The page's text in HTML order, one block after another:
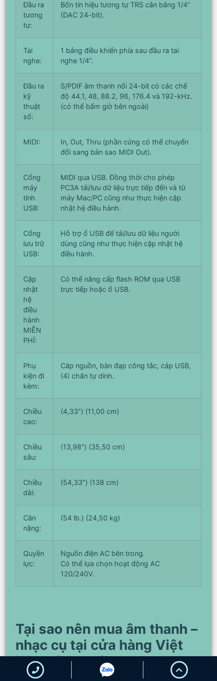
Đầu ra
tương
tự:
Bốn tín hiệu tương tự TRS cân bằng 1/4”
(DAC 24-bit).
Tai
nghe:
1 bảng điều khiển phía sau đầu ra tai
nghe 1/4”.
Đầu ra
kỹ
thuật
số:
S/PDIF âm thanh nổi 24-bit có các chế
độ 44.1, 48, 88.2, 96, 176.4 và 192-kHz.
(có thể bấm giờ bên ngoài)
MIDI:
In, Out, Thru (phần cứng có thể chuyển
đổi sang bản sao MIDI Out).
Cổng
máy
tính
USB:
MIDI qua USB. Đồng thời cho phép
PC3A tải/lưu dữ liệu trực tiếp đến và từ
máy Mac/PC cũng như thực hiện cập
nhật hệ điều hành.
Cổng
lưu trữ
USB:
Hỗ trợ ổ USB để tải/lưu dữ liệu người
dùng cũng như thực hiện cập nhật hệ
điều hành.
Cập
nhật
hệ
điều
hành
MIỄN
PHÍ:
Có thể nâng cấp flash ROM qua USB
trực tiếp hoặc ổ USB.
Phụ
kiện đi
kèm:
Cáp nguồn, bàn đạp công tắc, cáp USB,
(4) chân tự dính.
Chiều
cao:
(4,33″) (11,00 cm)
Chiều
sâu:
(13,98″) (35,50 cm)
Chiều
dài:
(54,33″) (138 cm)
Cân
nặng:
(54 lb.) (24,50 kg)
Quyền
lực:
Nguồn điện AC bên trong.
Có thể lựa chọn hoạt động AC
120/240V.
Tại sao nên mua âm thanh –
nhạc cụ tại cửa hàng Việt
Nhạc Center?